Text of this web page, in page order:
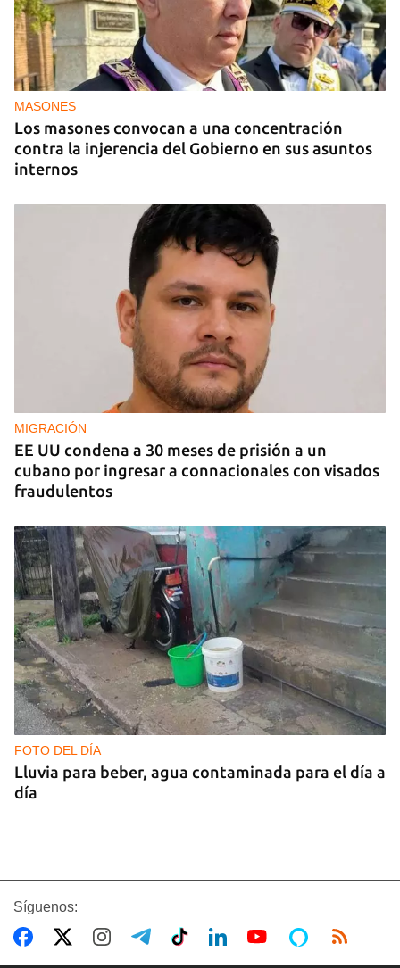
MIAMI
La hija de un diplomático castrista expulsado de
EE UU en 2003 está bajo custodia del ICE
MASONES
Los masones convocan a una concentración
contra la injerencia del Gobierno en sus asuntos
internos
MIGRACIÓN
EE UU condena a 30 meses de prisión a un
cubano por ingresar a connacionales con visados
fraudulentos
FOTO DEL DÍA
Lluvia para beber, agua contaminada para el día a
día
Síguenos: